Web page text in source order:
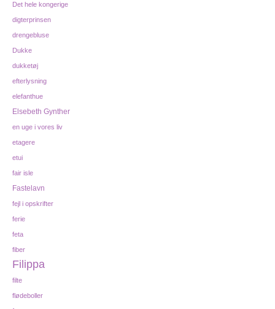
Det hele kongerige
digterprinsen
drengebluse
Dukke
dukketøj
efterlysning
elefanthue
Elsebeth Gynther
en uge i vores liv
etagere
etui
fair isle
Fastelavn
fejl i opskrifter
ferie
feta
fiber
Filippa
filte
flødeboller